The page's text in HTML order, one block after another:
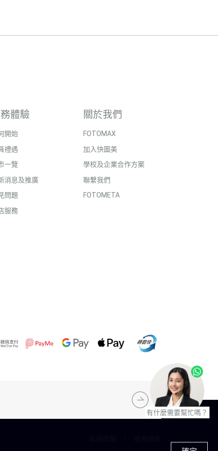
體驗
開始
禮遇
一覽
消息及推廣
問題
服務
關於我們
FOTOMAX
加入快圖美
學校及企業合作方案
聯繫我們
FOTOMETA
有什麼需要幫忙嗎？